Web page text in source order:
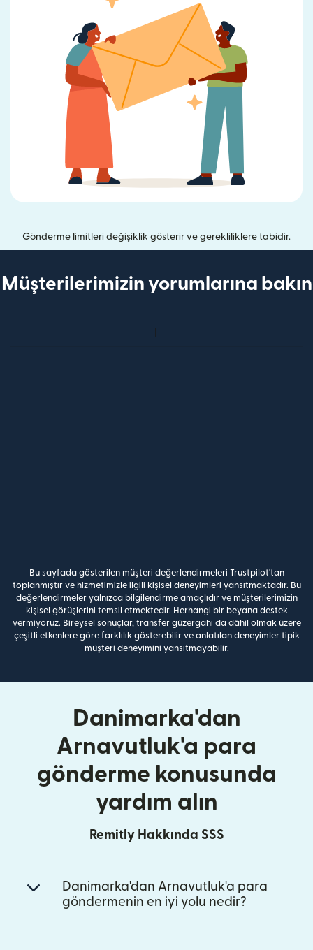
Gönderme limitleri değişiklik gösterir ve gerekliliklere tabidir.
Müşterilerimizin yorumlarına bakın
Bu sayfada gösterilen müşteri değerlendirmeleri Trustpilot'tan
toplanmıştır ve hizmetimizle ilgili kişisel deneyimleri yansıtmaktadır. Bu
değerlendirmeler yalnızca bilgilendirme amaçlıdır ve müşterilerimizin
kişisel görüşlerini temsil etmektedir. Herhangi bir beyana destek
vermiyoruz. Bireysel sonuçlar, transfer güzergahı da dâhil olmak üzere
çeşitli etkenlere göre farklılık gösterebilir ve anlatılan deneyimler tipik
müşteri deneyimini yansıtmayabilir.
Danimarka'dan
Arnavutluk'a para
gönderme konusunda
yardım alın
Remitly Hakkında SSS
Danimarka'dan Arnavutluk'a para
göndermenin en iyi yolu nedir?